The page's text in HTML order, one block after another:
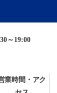
～19:00
票
業時間・アク